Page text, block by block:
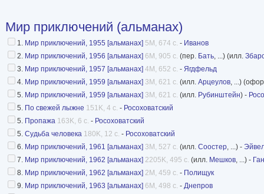
Мир приключений (альманах)
1. Мир приключений, 1955 [альманах] 5M, 674 с. - Иванов
2. Мир приключений, 1956 [альманах] 6M, 905 с. (пер. Бать, ...) (илл.
3. Мир приключений, 1957 [альманах] 4M, 652 с. - Ягдфельд
4. Мир приключений, 1959 [альманах] 3M, 621 с. (илл. Арцеулов, ...)
5. Мир приключений, 1959 [альманах] 3M, 621 с. (илл. Рубинштейн) -
5. По свежей лыжне 151K, 4 с. - Росоховатский
5. Пропажа 163K, 6 с. - Росоховатский
5. Судьба человека 180K, 12 с. - Росоховатский
6. Мир приключений, 1961 [альманах] 3M, 527 с. (илл. Соостер, ...) -
7. Мир приключений, 1962 [альманах] 2205K, 495 с. (илл. Мешков, ...) -
8. Мир приключений, 1962 [альманах] 2M, 459 с. - Полищук
9. Мир приключений, 1963 [альманах] 6M, 498 с. - Днепров